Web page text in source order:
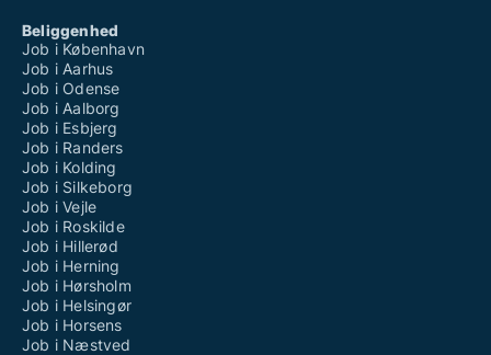
Beliggenhed
Job i København
Job i Aarhus
Job i Odense
Job i Aalborg
Job i Esbjerg
Job i Randers
Job i Kolding
Job i Silkeborg
Job i Vejle
Job i Roskilde
Job i Hillerød
Job i Herning
Job i Hørsholm
Job i Helsingør
Job i Horsens
Job i Næstved